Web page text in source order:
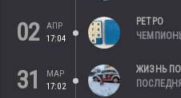
02
АПР
17:04
РЕТРО
31
МАР
17:02
ЖИЗНЬ